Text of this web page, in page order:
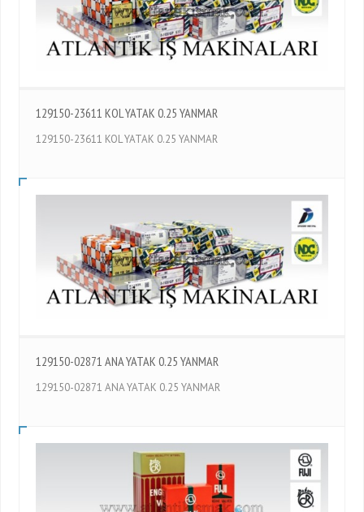
129150-23611 KOL YATAK 0.25 YANMAR
129150-23611 KOL YATAK 0.25 YANMAR
129150-02871 ANA YATAK 0.25 YANMAR
129150-02871 ANA YATAK 0.25 YANMAR